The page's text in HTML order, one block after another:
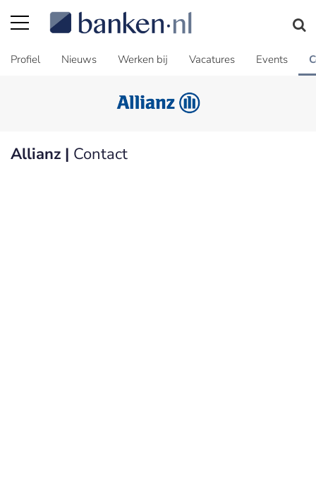
Profiel Nieuws Werken bij Vacatures Events
Allianz | Contact